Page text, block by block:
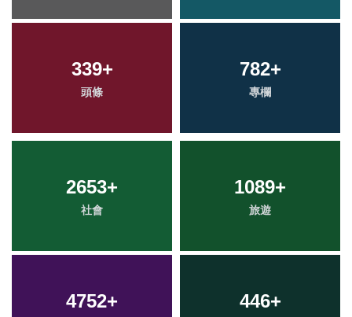
339+
頭條
782+
專欄
2653+
社會
1089+
旅遊
4752+ 446+